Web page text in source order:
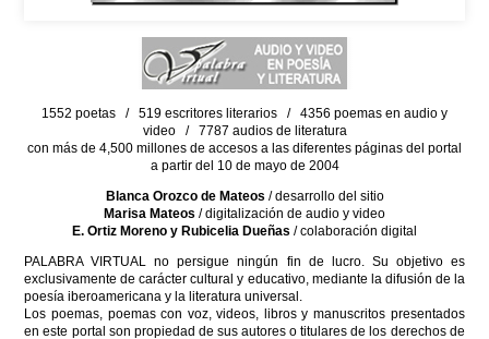
1552 poetas / 519 escritores literarios / 4356 poemas en audio y
video / 7787 audios de literatura
con más de 4,500 millones de accesos a las diferentes páginas del portal
a partir del 10 de mayo de 2004
Blanca Orozco de Mateos / desarrollo del sitio
Marisa Mateos / digitalización de audio y video
E. Ortiz Moreno y Rubicelia Dueñas / colaboración digital
PALABRA VIRTUAL no persigue ningún fin de lucro. Su objetivo es
exclusivamente de carácter cultural y educativo, mediante la difusión de la
poesía iberoamericana y la literatura universal.
Los poemas, poemas con voz, videos, libros y manuscritos presentados
en este portal son propiedad de sus autores o titulares de los derechos de